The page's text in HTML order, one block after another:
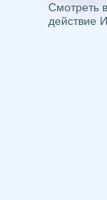
Смотреть
действие